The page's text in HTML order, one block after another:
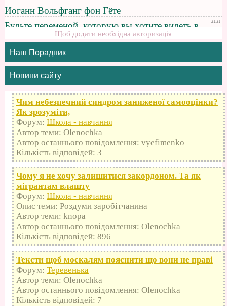
Щоб додати необхідна авторизація
Наш Порадник
Новини сайту
Чим небезпечний синдром заниженої самооцінки?
Як зрозуміти,
Форум: Школа - навчання
Автор теми: Olenochka
Автор останнього повідомлення: vyefimenko
Кількість відповідей: 3
Чому я не хочу залишитися закордоном. Та як
мігрантам влашту
Форум: Школа - навчання
Опис теми: Роздуми заробітчанина
Автор теми: knopa
Автор останнього повідомлення: Olenochka
Кількість відповідей: 896
Тексти щоб москалям пояснити що вони не праві
Форум: Теревенька
Автор теми: Olenochka
Автор останнього повідомлення: Olenochka
Кількість відповідей: 7